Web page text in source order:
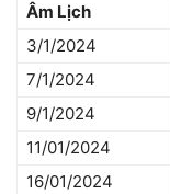
Âm Lịch
3/1/2024
7/1/2024
9/1/2024
11/01/2024
16/01/2024